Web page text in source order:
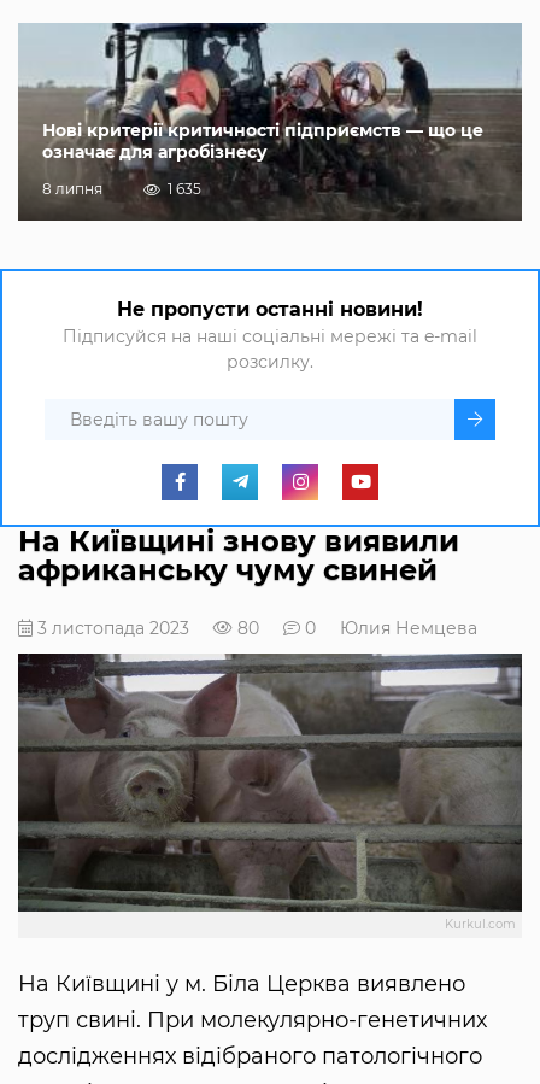
Нові критерії критичності підприємств — що це
означає для агробізнесу
8 липня 1 635
Не пропусти останні новини!
Підписуйся на наші соціальні мережі та e-mail
розсилку.
На Київщині знову виявили
африканську чуму свиней
3 листопада 2023 80 0 Юлия Немцева
Kurkul.com
На Київщині у м. Біла Церква виявлено
труп свині. При молекулярно-генетичних
дослідженнях відібраного патологічного